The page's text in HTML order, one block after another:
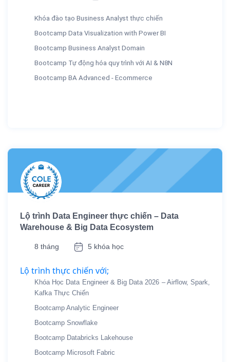
Khóa đào tạo Business Analyst thực chiến
Bootcamp Data Visualization with Power BI
Bootcamp Business Analyst Domain
Bootcamp Tự động hóa quy trình với AI & N8N
Bootcamp BA Advanced - Ecommerce
Lộ trình Data Engineer thực chiến – Data
Warehouse & Big Data Ecosystem
8 tháng 5 khóa học
Lộ trình thực chiến với;
Khóa Học Data Engineer & Big Data 2026 – Airflow, Spark,
Kafka Thực Chiến
Bootcamp Analytic Engineer
Bootcamp Snowflake
Bootcamp Databricks Lakehouse
Bootcamp Microsoft Fabric